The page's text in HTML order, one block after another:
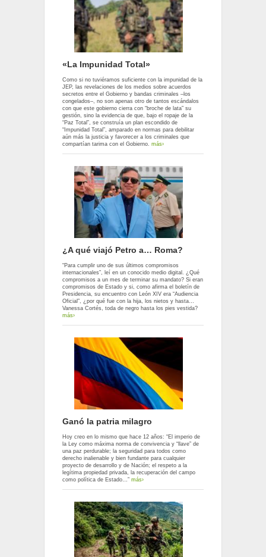
«La Impunidad Total»
Como si no tuviéramos suficiente con la impunidad de la
JEP, las revelaciones de los medios sobre acuerdos
secretos entre el Gobierno y bandas criminales –los
congelados–, no son apenas otro de tantos escándalos
con que este gobierno cierra con “broche de lata” su
gestión, sino la evidencia de que, bajo el ropaje de la
“Paz Total”, se construía un plan escondido de
“Impunidad Total”, amparado en normas para debilitar
aún más la justicia y favorecer a los criminales que
compartían tarima con el Gobierno. más›
¿A qué viajó Petro a… Roma?
“Para cumplir uno de sus últimos compromisos
internacionales”, leí en un conocido medio digital. ¿Qué
compromisos a un mes de terminar su mandato? Si eran
compromisos de Estado y si, como afirma el boletín de
Presidencia, su encuentro con León XIV era “Audiencia
Oficial”, ¿por qué fue con la hija, los nietos y hasta…
Vanessa Cortés, toda de negro hasta los pies vestida?
más›
Ganó la patria milagro
Hoy creo en lo mismo que hace 12 años: “El imperio de
la Ley como máxima norma de convivencia y “llave” de
una paz perdurable; la seguridad para todos como
derecho inalienable y bien fundante para cualquier
proyecto de desarrollo y de Nación; el respeto a la
legítima propiedad privada, la recuperación del campo
como política de Estado…” más›